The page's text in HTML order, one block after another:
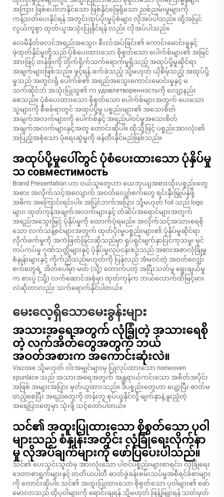
အကြား ဖြစ်ပေါ်လာနိုင်သော ဖြစ်နိုင်ခြေရှိသော ညစ်ညမ်းမှုများကို
ကန့်သတ်ပေးနိုင်ရန် အတွင်းထုပ်ပိုးမှုပုံစံများ လိုအပ်ပါသည်။ ထို့အပြင်
လွယ်ကူစွာ ထုတ်ယူအသုံးပြုနိုင်ရန် လည်း လိုအပ်ပါသည်။
လေမီနိတ်ဖလင်အရည်အသွေး၊ စီးလ်အပ်ခြင်း၏ ကောင်းမောင်းမှုနှင့်
ဖဲ့ထုတ်နိုင်မှုတို့သည် ပုံစံပေးထားသော စိုစွတ်သော ပေါက်စ်များ၏ အမြင်
အားဖြင့် တန်ဖိုးကို တိုက်ရိုက်သက်ရောက်မှုရှိသည့် အထုပ်ပို့မှုဆိုင်ရာ
အချက်များဖြစ်သည်။ ဖွင့်ရန် ခက်ခဲသည့် သို့မဟုတ် ယိုစိမ့်သည့် အထုပ်ပို့
မှုသည် အတွင်းရှိ ပေါက်စ်၏ အရည်အသွေးကောင်းမောင်းမှုနှင့် မ
သက်ဆိုင်ဘဲ အသုံးပြုသူ၏ က удовлетворенностьကို လျော့နည်း
စေသည်။ ပုံစံပေးထားသော စိုစွတ်သော ပေါက်စ်များအတွက် ပေးသော
သူများကို စီစစ်ရာတွင် အထုပ်ပို့မှု ပစ္စည်းများ၏ အသေးစိတ်
အချက်အလက်များကို ပေါက်စ်နှင့် အရည်ပါဝင်မှုအသေးစိတ်
အချက်အလက်များနှင့်အတူ တောင်းဆိုပါ။ ထိုသို့ဖြင့် ပစ္စည်းအားလုံး၏
အပြည့်အစုံသော ပုံရေးဆွဲမှုကို ဖန်တီးနိုင်မည်ဖြစ်သည်။
အထုပ်ပို့မှုပေါ်တွင် ပုံစံပေးထားသော ပုံနှိပ်မှု
သ совместимость
Brand Presentation ဟာ ဝယ်သူတွေဟာ ယေဘုယျအစားထိုးပစ္စည်းတွေ
အစား အလိုက်သင့်အလျောက် အဝတ်လျှော်စက်တွေ ရင်းနှီးမြှုပ်နှံဖို့
အဓိက အကြောင်းရင်းပါ။ အပြင်ဘက်အပြား သို့မဟုတ် foil သည် logo
များ၊ ထုတ်ကုန်အချက်အလက်များနှင့် တံဆိပ်အရောင်များအတွက်
အရည်အသွေးမြင့် ပုံနှိပ်မှုကို ထောက်ပံ့ရမည်။ အလိုက်သင့်အသားရေစို
သော လက်သန့်စင်များအတွက် ထုတ်ပိုးမှုပစ္စည်းများ၏ ပုံနှိပ်မှုဆိုင်ရာ
လိုက်ဖက်မှုကို အကဲဖြတ်ခြင်းဆိုသည်မှာ ရုပ်ရှင်မျက်နှာပြင်ကုသမှု၊ မှင်
ကပ်ကပ်မှု ဂုဏ်သတ္တိများနှင့် ပုံနှိပ်မှုလုပ်ငန်းစဉ်သည် အစားအစာလုံခြုံမှု
စံနှုန်းများနှင့် ကိုက်ညီသည်မဟုတ်ကို ပြန်လည် အံမဝင်တဲ့ အဝတ်လျှော်
စက်တွေရဲ့ အိတ်ပေါ်မှာ မတ် (သို့) တောက်ပတဲ့ အပြီးသတ်မှု ရွေးချယ်မှု
က စားပွဲ (သို့) လက်ဆောင်အစုံမှာ ထုတ်ကုန်က ဘယ်လောက်ထိမြင့်မား
လဲဆိုတာလည်း သက်ရောက်နိုင်ပါတယ်။
မေးလေ့ရှိသောမေးခွန်းများ
အသားအရေအတွက် လုံခြုံတဲ့ အသားရေစို
တဲ့ လက်အိတ်တွေအတွက် ဘယ်
အဝတ်အစားက အကောင်းဆုံးလဲ။
Viscose သို့မဟုတ် ဝါးအမျှင်များမှ ပြုလုပ်ထားသော nonwoven
spunlace သည် အသားအရေအတွက် အန္တရာယ်ကင်းသော အစိတ်အပိုင်း
အဖြစ် အများအပြား မှတ်ယူထားသည်။ ဒီပစ္စည်းတွေဟာ ပျော့ပြီး ဓာတ်မ
တည့်စေပြီး အရည်တွေကို တန်းတူ စုပ်ယူနိုင်လို့ မျက်နှာနဲ့ နူးညံ့တဲ့
အရေပြားတွေမှာ သုံးဖို့ သင့်တော်ပါတယ်။
သင်၏ အထူးပြုထားသော စိုစွတ်သော ပုဝါ
များသည် စံနှုန်းအတိုင်း လုံခြုံရေးလိုက်နာ
မှု လိုအပ်ချက်များကို ဖော်ပြပေးပါသည်။
သင်၏ ပေးသွင်းသူထံမှ အားလုံးသော ပါဝင်ပစ္စည်းများစာရင်း၊ လုံခြုံရေး
ဒေတာစာရွက်များနှင့် တတိယပါတီ ဓာတ်ခွဲခန်းစမ်းသပ်မှုအစီရင်ခံစာများ
ကို တောင်းဆိုပါ။ သင်၏ အထူးပြုထားသော စိုစွတ်သော ပုဝါများ၏ ဖော်
မောလာသည် ထိုပုဝါများကို ရောင်းချရန် သို့မဟုတ် ဖြန့်ဖြူးရန် သတ်မှတ်